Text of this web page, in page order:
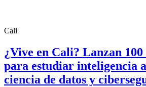
Cali
¿Vive en Cali? Lanzan
para estudiar inteligencia
ciencia de datos y